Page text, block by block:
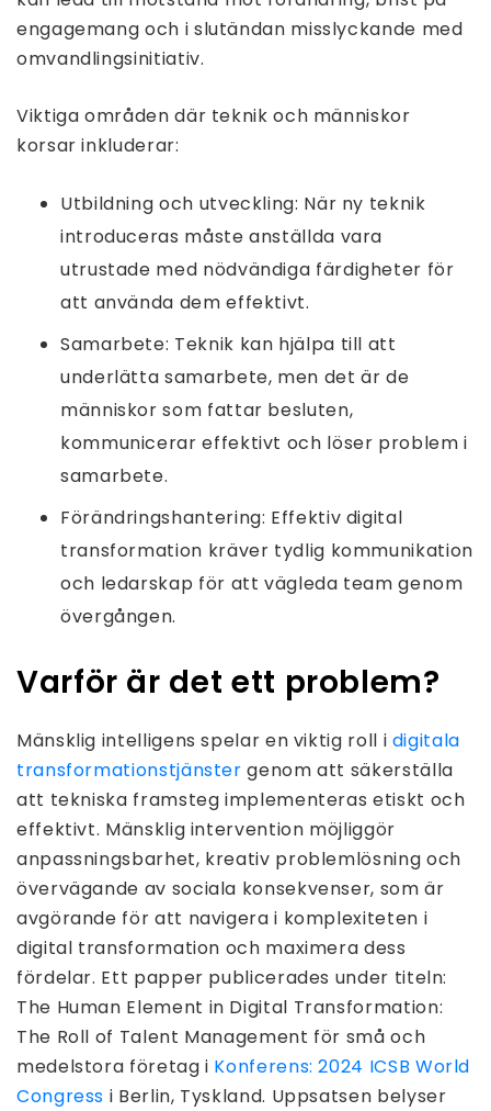
engagemang och i slutändan misslyckande med
omvandlingsinitiativ.
Viktiga områden där teknik och människor
korsar inkluderar:
Utbildning och utveckling: När ny teknik
introduceras måste anställda vara
utrustade med nödvändiga färdigheter för
att använda dem effektivt.
Samarbete: Teknik kan hjälpa till att
underlätta samarbete, men det är de
människor som fattar besluten,
kommunicerar effektivt och löser problem i
samarbete.
Förändringshantering: Effektiv digital
transformation kräver tydlig kommunikation
och ledarskap för att vägleda team genom
övergången.
Varför är det ett problem?
Mänsklig intelligens spelar en viktig roll i digitala
transformationstjänster genom att säkerställa
att tekniska framsteg implementeras etiskt och
effektivt. Mänsklig intervention möjliggör
anpassningsbarhet, kreativ problemlösning och
övervägande av sociala konsekvenser, som är
avgörande för att navigera i komplexiteten i
digital transformation och maximera dess
fördelar. Ett papper publicerades under titeln:
The Human Element in Digital Transformation:
The Roll of Talent Management för små och
medelstora företag i Konferens: 2024 ICSB World
Congress i Berlin, Tyskland. Uppsatsen belyser